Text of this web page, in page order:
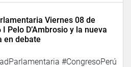
Viernes 08 de
Pelo D’Ambrosio y la nueva
en debate
#CongresoPerú